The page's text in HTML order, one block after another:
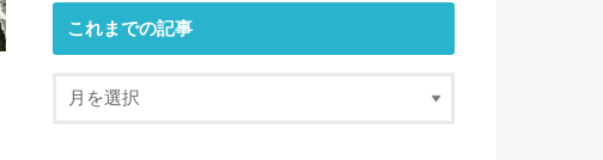
これまでの記事